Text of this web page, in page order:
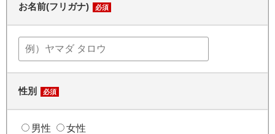
お名前(フリガナ) 必須
性別 必須
男性 女性